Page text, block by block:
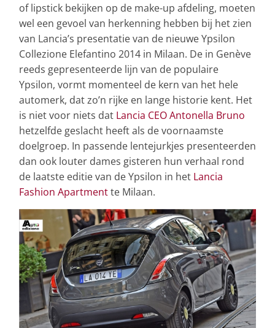
of lipstick bekijken op de make-up afdeling, moeten
wel een gevoel van herkenning hebben bij het zien
van Lancia’s presentatie van de nieuwe Ypsilon
Collezione Elefantino 2014 in Milaan. De in Genève
reeds gepresenteerde lijn van de populaire
Ypsilon, vormt momenteel de kern van het hele
automerk, dat zo’n rijke en lange historie kent. Het
is niet voor niets dat Lancia CEO Antonella Bruno
hetzelfde geslacht heeft als de voornaamste
doelgroep. In passende lentejurkjes presenteerden
dan ook louter dames gisteren hun verhaal rond
de laatste editie van de Ypsilon in het Lancia
Fashion Apartmentte Milaan.